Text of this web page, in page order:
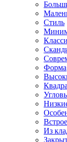
Стиль
Форма
Из